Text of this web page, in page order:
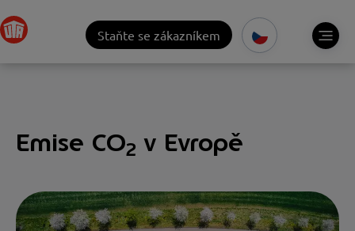
Staňte se zákazníkem
Emise CO2 v Evropě